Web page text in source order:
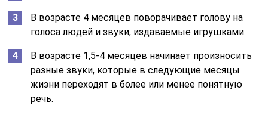
В возрасте 4 месяцев поворачивает голову на
голоса людей и звуки, издаваемые игрушками.
В возрасте 1,5-4 месяцев начинает произносить
разные звуки, которые в следующие месяцы
жизни переходят в более или менее понятную
речь.